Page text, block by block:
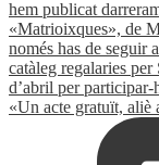
«Un acte gratuït, aliè